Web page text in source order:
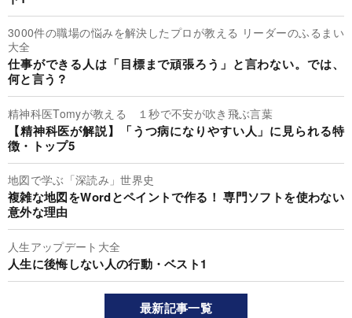
3000件の職場の悩みを解決したプロが教える リーダーのふるまい
大全
仕事ができる人は「目標まで頑張ろう」と言わない。では、
何と言う？
精神科医Tomyが教える １秒で不安が吹き飛ぶ言葉
【精神科医が解説】「うつ病になりやすい人」に見られる特
徴・トップ5
地図で学ぶ「深読み」世界史
複雑な地図をWordとペイントで作る！ 専門ソフトを使わない
意外な理由
人生アップデート大全
人生に後悔しない人の行動・ベスト1
最新記事一覧